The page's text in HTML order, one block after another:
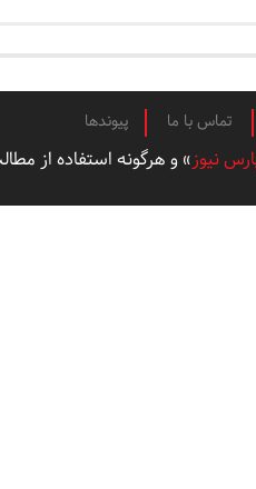
تماس با ما پیوندها
نیوز» و هرگونه استفاده از